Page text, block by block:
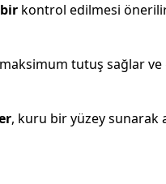
kontrol edilmesi
tutuş sağlar ve
, kuru bir yüzey sunarak